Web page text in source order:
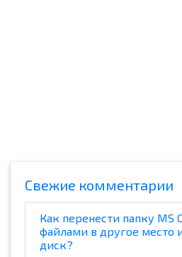
Cвежие комментарии
Как перенести папку MS
файлами в другое место
диск?